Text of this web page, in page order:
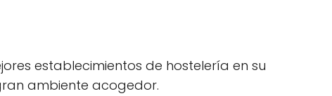
establecimientos de hostelería en su
ambiente acogedor.